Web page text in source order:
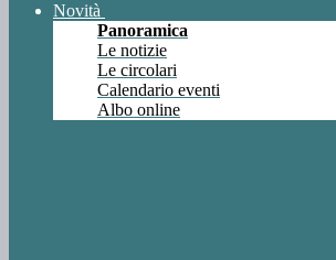
Novità
Panoramica
Le notizie
Le circolari
Calendario eventi
Albo online